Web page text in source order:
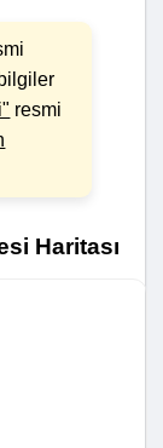
resmi
Haritası